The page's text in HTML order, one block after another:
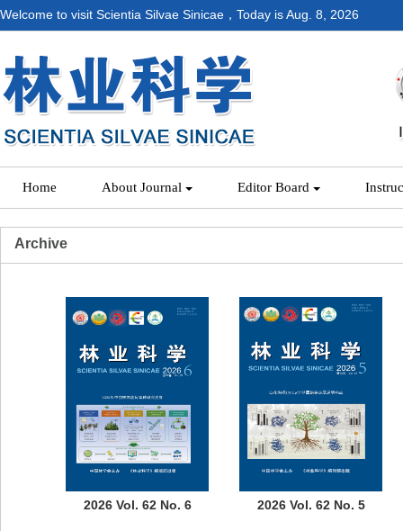
Welcome to visit Scientia Silvae Sinicae，Today isAug. 8, 2026
Home About Journal Editor Board
Archive
2026 Vol. 62 No. 6 2026 Vol. 62 No. 5